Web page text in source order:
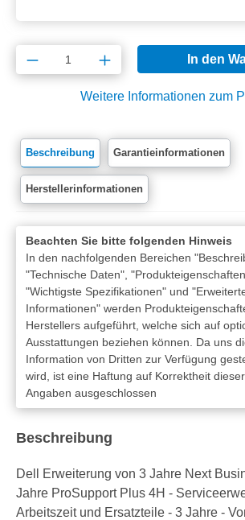
Produkt Anzahl: Gib den
In den
Weitere Informationen zum
Beschreibung Garantieinformationen
Herstellerinformationen
Beachten Sie bitte folgenden Hinweis
In den nachfolgenden Bereichen
"Technische Daten",
"Wichtigste Spezifikationen" und
Informationen" werden
Herstellers aufgeführt, welche sich auf
Ausstattungen beziehen können. Da uns
Information von Dritten zur Verfügung
wird, ist eine Haftung auf Korrektheit dieser
Angaben ausgeschlossen
Beschreibung
Dell Erweiterung von 3 Jahre Next
Jahre ProSupport Plus 4H -
Arbeitszeit und Ersatzteile - 3 Jahre -